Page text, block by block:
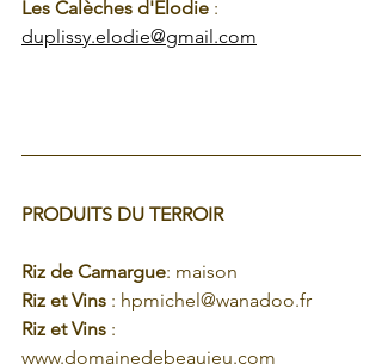
Les Calèches d'Elodie :
duplissy.elodie@gmail.com
PRODUITS DU TERROIR
Riz de Camargue: maison
Riz et Vins : hpmichel@wanadoo.fr
Riz et Vins :
www.domainedebeaujeu.com